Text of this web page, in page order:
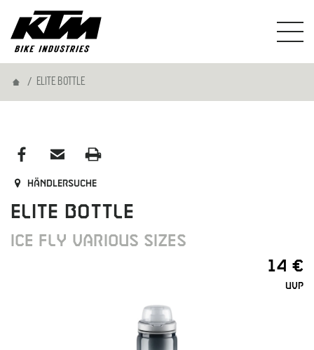
HomeELITE BOTTLE
Händlersuche
ELITE BOTTLE
ICE FLY VARIOUS SIZES
14 €
UVP